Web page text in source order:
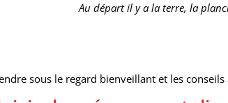
Au départ il y a la terre, la
sous le regard bienveillant et les